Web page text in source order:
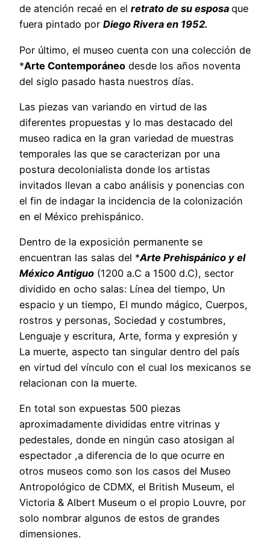
de atención recaé en el retrato de su esposa que
fuera pintado por Diego Rivera en 1952.
Por último, el museo cuenta con una colección de
*Arte Contemporáneo desde los años noventa
del siglo pasado hasta nuestros días.
Las piezas van variando en virtud de las
diferentes propuestas y lo mas destacado del
museo radica en la gran variedad de muestras
temporales las que se caracterizan por una
postura decolonialista donde los artistas
invitados llevan a cabo análisis y ponencias con
el fin de indagar la incidencia de la colonización
en el México prehispánico.
Dentro de la exposición permanente se
encuentran las salas del *Arte Prehispánico y el
México Antiguo (1200 a.C a 1500 d.C), sector
dividido en ocho salas: Línea del tiempo, Un
espacio y un tiempo, El mundo mágico, Cuerpos,
rostros y personas, Sociedad y costumbres,
Lenguaje y escritura, Arte, forma y expresión y
La muerte, aspecto tan singular dentro del país
en virtud del vínculo con el cual los mexicanos se
relacionan con la muerte.
En total son expuestas 500 piezas
aproximadamente divididas entre vitrinas y
pedestales, donde en ningún caso atosigan al
espectador ,a diferencia de lo que ocurre en
otros museos como son los casos del Museo
Antropológico de CDMX, el British Museum, el
Victoria & Albert Museum o el propio Louvre, por
solo nombrar algunos de estos de grandes
dimensiones.